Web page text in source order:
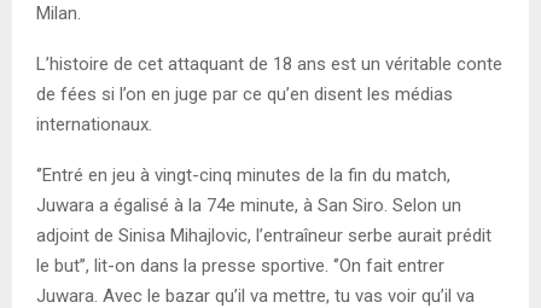
Milan.
L’histoire de cet attaquant de 18 ans est un véritable conte
de fées si l’on en juge par ce qu’en disent les médias
internationaux.
‘’Entré en jeu à vingt-cinq minutes de la fin du match,
Juwara a égalisé à la 74e minute, à San Siro. Selon un
adjoint de Sinisa Mihajlovic, l’entraîneur serbe aurait prédit
le but’’, lit-on dans la presse sportive. ‘’On fait entrer
Juwara. Avec le bazar qu’il va mettre, tu vas voir qu’il va